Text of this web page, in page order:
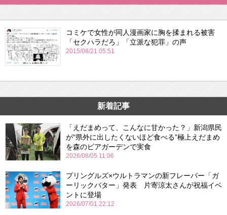
コミケで女性が同人漫画家に胸を揉まれる被害
「セクハラだろ」「立派な犯罪」の声
2015/08/21 05:51
新着記事
「えだまめって、こんなに甘かった？」新潟県民
が“県外に出したくないほど食べる”極上えだまめ
を森のビアガーデンで実食
2026/08/05 11:06
プリングルズ×ウルトラマンの新フレーバー「ガ
ーリックバター」発表 片寄涼太さんが祝福イベ
ントに登場
2026/07/01 22:12